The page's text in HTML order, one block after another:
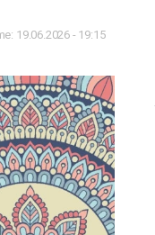
19.06.2026 - 19:15